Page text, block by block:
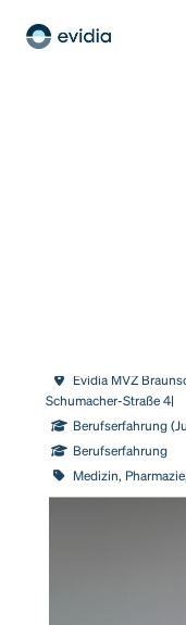
Evidia MVZ
Schumacher-Straße 4|
Berufserfahrung
Berufserfahrung
Medizin,